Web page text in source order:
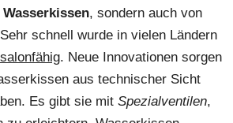
Wasserkissen, sondern auch von
schnell wurde in vielen Ländern
. Neue Innovationen sorgen
aus technischer Sicht
Es gibt sie mit Spezialventilen,